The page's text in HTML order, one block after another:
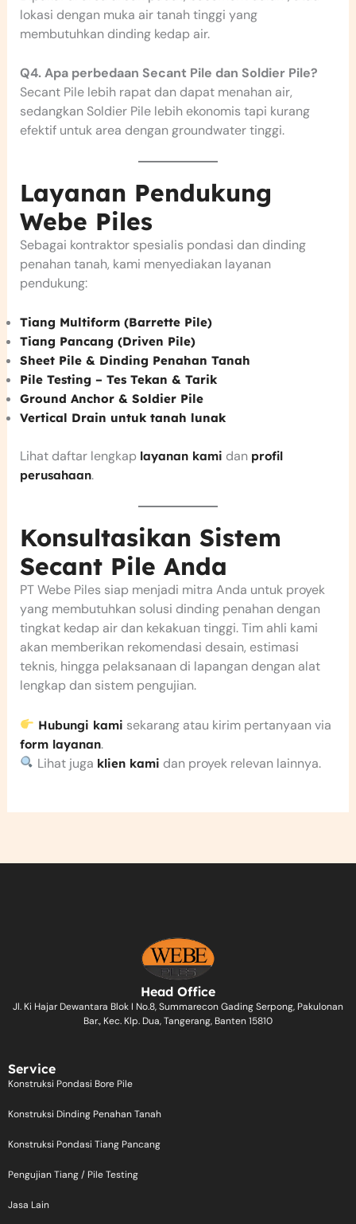
lokasi dengan muka air tanah tinggi yang
membutuhkan dinding kedap air.
Q4. Apa perbedaan Secant Pile dan Soldier Pile?
Secant Pile lebih rapat dan dapat menahan air,
sedangkan Soldier Pile lebih ekonomis tapi kurang
efektif untuk area dengan groundwater tinggi.
Layanan Pendukung
Webe Piles
Sebagai kontraktor spesialis pondasi dan dinding
penahan tanah, kami menyediakan layanan
pendukung:
Tiang Multiform (Barrette Pile)
Tiang Pancang (Driven Pile)
Sheet Pile & Dinding Penahan Tanah
Pile Testing – Tes Tekan & Tarik
Ground Anchor & Soldier Pile
Vertical Drain untuk tanah lunak
Lihat daftar lengkap layanan kami dan profil
perusahaan.
Konsultasikan Sistem
Secant Pile Anda
PT Webe Piles siap menjadi mitra Anda untuk proyek
yang membutuhkan solusi dinding penahan dengan
tingkat kedap air dan kekakuan tinggi. Tim ahli kami
akan memberikan rekomendasi desain, estimasi
teknis, hingga pelaksanaan di lapangan dengan alat
lengkap dan sistem pengujian.
Hubungi kami sekarang atau kirim pertanyaan via
form layanan.
Lihat juga klien kami dan proyek relevan lainnya.
Head Office
Jl. Ki Hajar Dewantara Blok I No.8, Summarecon Gading Serpong, Pakulonan
Bar., Kec. Klp. Dua, Tangerang, Banten 15810
Service
Konstruksi Pondasi Bore Pile
Konstruksi Dinding Penahan Tanah
Konstruksi Pondasi Tiang Pancang
Pengujian Tiang / Pile Testing
Jasa Lain